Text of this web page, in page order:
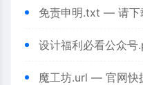
免责申明.txt — 请下
设计福利必看公众号
魔工坊.url — 官网快